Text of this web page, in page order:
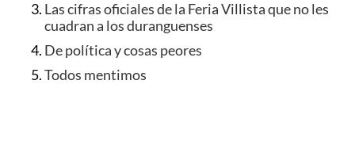
Las cifras oficiales de la Feria Villista que no les
cuadran a los duranguenses
De política y cosas peores
Todos mentimos